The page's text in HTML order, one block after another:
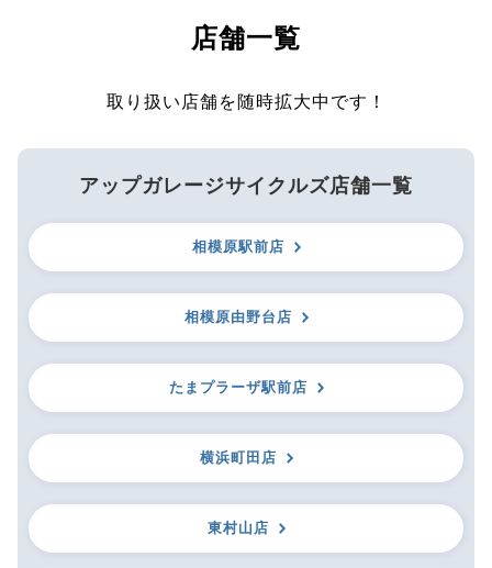
店舗一覧
取り扱い店舗を随時拡大中です！
アップガレージサイクルズ店舗一覧
相模原駅前店
相模原由野台店
たまプラーザ駅前店
横浜町田店
東村山店